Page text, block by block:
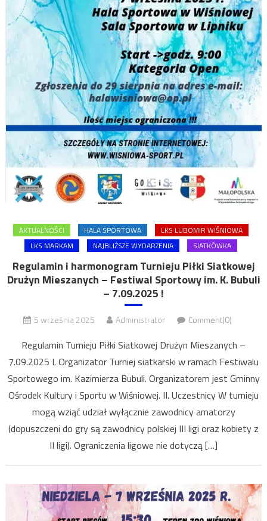
AKTUALNOŚCI HALA SPORTOWA
LKS LUBOMIR WIŚNIOWA
LKS MARKAM
NAJBLIŻSZE WYDARZENIA SIATKÓWKA
Regulamin i harmonogram Turnieju Piłki Siatkowej
Drużyn Mieszanych – Festiwal Sportowy im. K. Bubuli
– 7.09.2025 !
5 września 2025 Administrator Comment(0)
Regulamin Turnieju Piłki Siatkowej Drużyn Mieszanych –
7.09.2025 I. Organizator Turniej siatkarski w ramach Festiwalu
Sportowego im. Kazimierza Bubuli. Organizatorem jest Gminny
Ośrodek Kultury i Sportu w Wiśniowej. II. Uczestnicy W turnieju
mogą wziąć udział wyłącznie zawodnicy amatorzy
(dopuszczeni do gry są zawodnicy polskiej III ligi oraz kobiety z
II ligi). Ograniczenia ligowe nie dotyczą […]